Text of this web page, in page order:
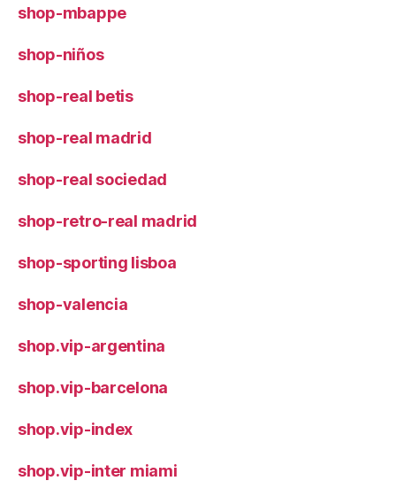
shop-mbappe
shop-niños
shop-real betis
shop-real madrid
shop-real sociedad
shop-retro-real madrid
shop-sporting lisboa
shop-valencia
shop.vip-argentina
shop.vip-barcelona
shop.vip-index
shop.vip-inter miami